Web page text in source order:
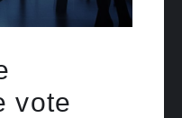
vote